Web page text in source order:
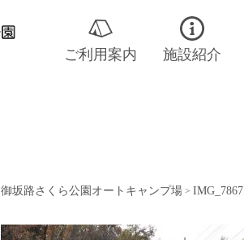
ご利用案内 施設紹介
御坂路さくら公園オートキャンプ場> IMG_7867